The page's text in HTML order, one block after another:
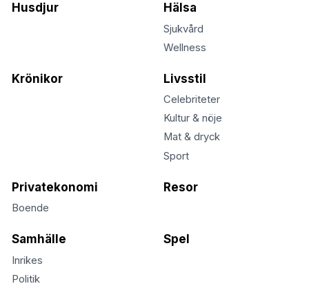
Husdjur Hälsa
Sjukvård
Wellness
Krönikor Livsstil
Celebriteter
Kultur & nöje
Mat & dryck
Sport
Privatekonomi
Boende
Resor
Samhälle
Inrikes
Politik
Spel